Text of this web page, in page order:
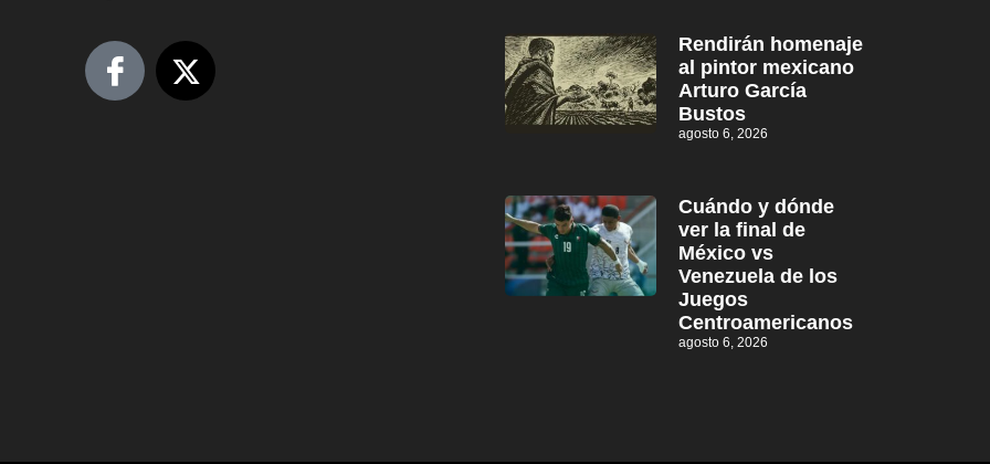
Rendirán homenaje
al pintor mexicano
Arturo García
Bustos
agosto 6, 2026
Cuándo y dónde
ver la final de
México vs
Venezuela de los
Juegos
Centroamericanos
agosto 6, 2026